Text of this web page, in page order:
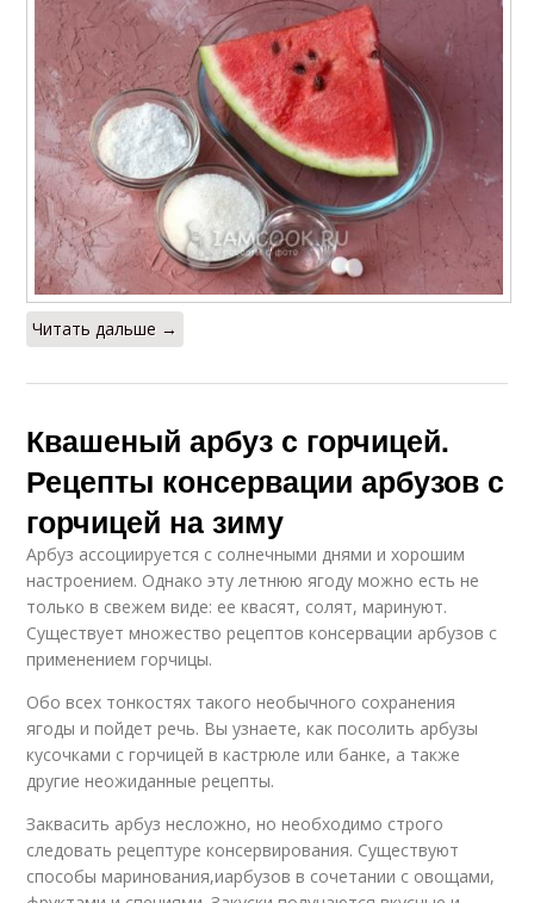
Арбузы в сладком Малосольный арбуз
Ингредиенты для
квашеные арбузы
Арбузы в ведре
Рецепт на 3-литровую
банку
Рассол для арбузов
Ингредиенты для
Заготовки из арбуза
Вкусные арбузы
Арбузы в
Арбузы в литровых
банках
Читать дальше →
Квашеный арбуз с горчицей.
Рецепты консервации арбузов с
горчицей на зиму
Арбуз ассоциируется с солнечными днями и хорошим
настроением. Однако эту летнюю ягоду можно есть не
только в свежем виде: ее квасят, солят, маринуют.
Существует множество рецептов консервации арбузов с
применением горчицы.
Обо всех тонкостях такого необычного сохранения
ягоды и пойдет речь. Вы узнаете, как посолить арбузы
кусочками с горчицей в кастрюле или банке, а также
другие неожиданные рецепты.
Заквасить арбуз несложно, но необходимо строго
следовать рецептуре консервирования. Существуют
способы маринования,иарбузов в сочетании с овощами,